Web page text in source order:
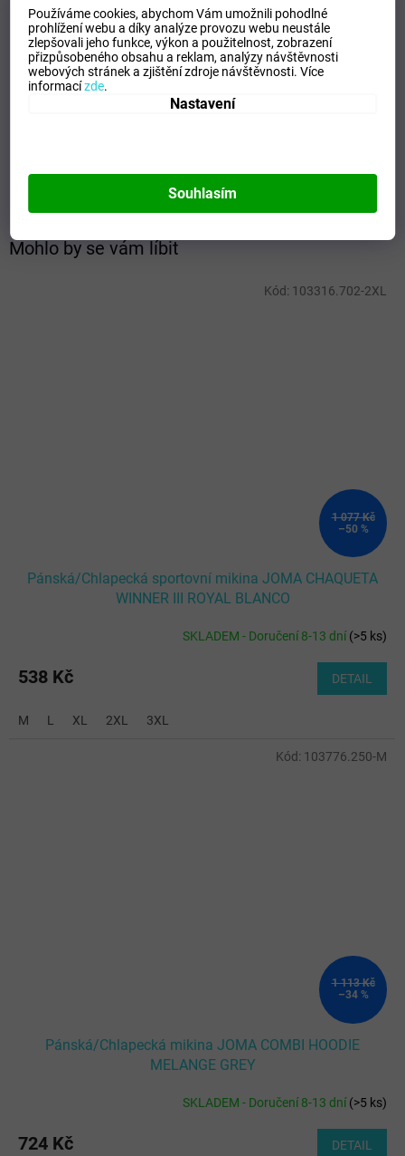
Používáme cookies, abychom Vám umožnili pohodlné
prohlížení webu a díky analýze provozu webu neustále
zlepšovali jeho funkce, výkon a použitelnost,zobrazení
přizpůsobeného obsahu a reklam, analýzy návštěvnosti
webových stránek a zjištění zdroje návštěvnosti.Více
informacízde.
Nastavení
Souhlasím
Mohlo by se vám líbit
1 077 Kč
–50 %
Pánská/Chlapecká sportovní mikina JOMA CHAQUETA
WINNER III ROYAL BLANCO
SKLADEM - Doručení 8-13 dní(>5 ks)
538 Kč DETAIL
M L XL 2XL 3XL
Kód: 103316.702-2XL
1 113 Kč
–34 %
Pánská/Chlapecká mikina JOMA COMBI HOODIE
MELANGE GREY
SKLADEM - Doručení 8-13 dní(>5 ks)
724 Kč DETAIL
Kód: 103776.250-M
Kategorie:
Dětské mikiny
EAN:
Zvolte variantu
Velikost:
116
Pohlaví:
Barva